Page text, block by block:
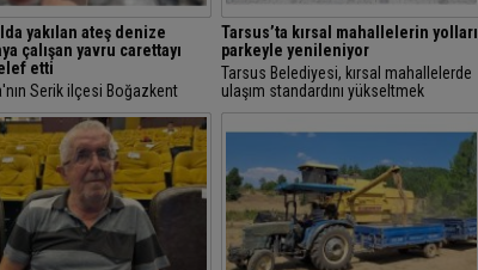
yakılan ateş denize
çalışan yavru carettayı
etti
Serik ilçesi Boğazkent
nesli tehlike altındaki caretta
yuvalama alanında
ya da kumsalda mangal
tarafından...
Tarsus’ta kırsal mahallelerin yolları
parkeyle yenileniyor
Tarsus Belediyesi, kırsal mahallelerde
ulaşım standardını yükseltmek
amacıyla 28 mahallede toplam 80 bin